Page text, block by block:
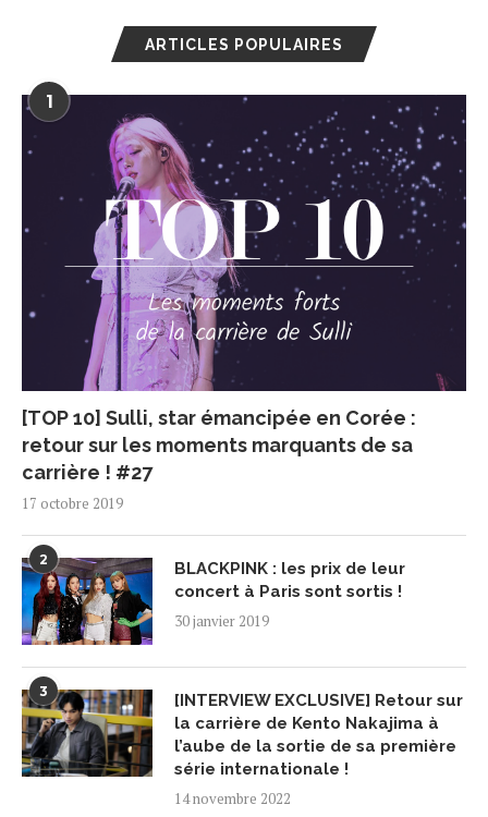
ARTICLES POPULAIRES
1
[TOP 10] Sulli, star émancipée en Corée :
retour sur les moments marquants de sa
carrière ! #27
17 octobre 2019
2
BLACKPINK : les prix de leur
concert à Paris sont sortis !
30 janvier 2019
3
[INTERVIEW EXCLUSIVE] Retour sur
la carrière de Kento Nakajima à
l’aube de la sortie de sa première
série internationale !
14 novembre 2022